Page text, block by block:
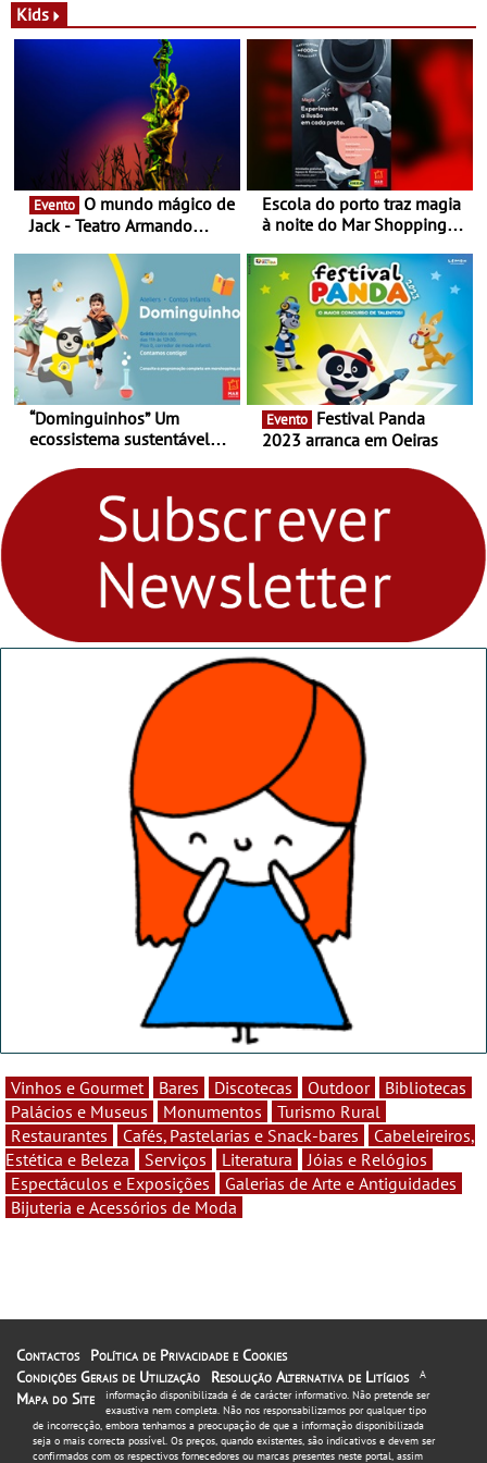
Novas - Edição limitada
Nespresso x Torres Novas
Shopping
Kids
Evento
Jack - Teatro Armando
Escola do porto traz magia
à noite do Mar Shopping
29 de abril, às 21h00
“Dominguinhos” Um
ecossistema sustentável
fores - Atelier de Educação
Ambiental nos
“Dominguinhos” de 23 de
Evento
2023 arranca em Oeiras
Vinhos e Gourmet Bares Discotecas Outdoor
Bibliotecas
Palácios e Museus
Monumentos
Turismo Rural
Restaurantes
Cafés, Pastelarias e Snack-bares
Cabeleireiros,
Estética e Beleza
Serviços Literatura
Jóias e Relógios
Espectáculos e Exposições
Galerias de Arte e Antiguidades
Bijuteria e Acessórios de Moda
Contactos
Política de Privacidade e Cookies
Condições Gerais de Utilização
Resolução Alternativa de Litígios
Mapa do Site
A
informação disponibilizada é de carácter informativo. Não pretende ser
exaustiva nem completa. Não nos responsabilizamos por qualquer tipo
de incorrecção, embora tenhamos a preocupação de que a informação disponibilizada
seja o mais correcta possível. Os preços, quando existentes, são indicativos e devem ser
confirmados com os respectivos fornecedores ou marcas presentes neste portal, assim